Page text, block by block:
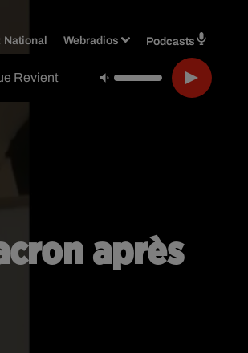
National Webradios Podcasts
Revient
après